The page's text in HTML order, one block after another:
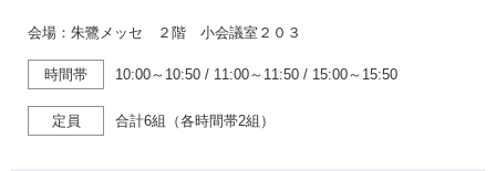
会場：朱鷺メッセ ２階 小会議室２０３
時間帯 10:00～10:50 / 11:00～11:50 / 15:00～15:50
定員 合計6組（各時間帯2組）